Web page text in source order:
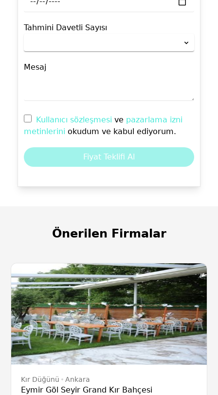
Tahmini Davetli Sayısı
Mesaj
Kullanıcı sözleşmesi ve pazarlama izni
metinlerini okudum ve kabul ediyorum.
Fiyat Teklifi Al
Önerilen Firmalar
Kır Düğünü Ankara
Eymir Göl Seyir Grand Kır Bahçesi